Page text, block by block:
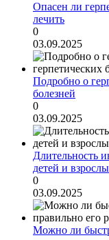
Опасен ли
лечить
0
03.09.2025
Подробно о
болезней
0
03.09.2025
Длительность
детей и
0
03.09.2025
Можно ли